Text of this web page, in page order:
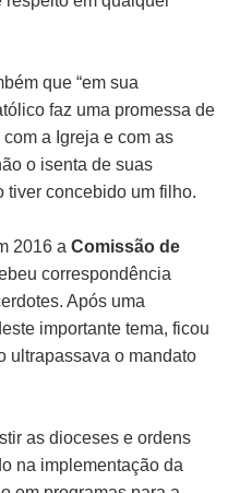
que “em sua
faz uma promessa de
a Igreja e com as
o isenta de suas
tiver concebido um filho.
2016 aComissão de
correspondência
Após uma
importante tema, ficou
ultrapassava o mandato
as dioceses e ordens
na implementação da